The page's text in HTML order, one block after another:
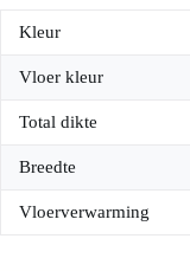
Kleur
Vloer kleur
Total dikte
Breedte
Vloerverwarming